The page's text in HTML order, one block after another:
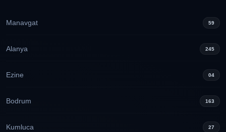
Manavgat 59
Alanya 245
Ezine 04
Bodrum 163
Kumluca 27